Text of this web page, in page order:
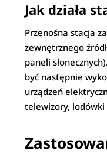
Jak działa
Przenośna stacja
zewnętrznego
paneli
być następnie
urządzeń
telewizory, lodówki